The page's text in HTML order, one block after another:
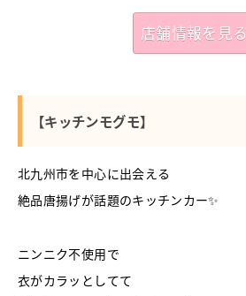
店舗情報を見る
【キッチンモグモ】
北九州市を中心に出会える
絶品唐揚げが話題のキッチンカー✨
ニンニク不使用で
衣がカラッとしてて